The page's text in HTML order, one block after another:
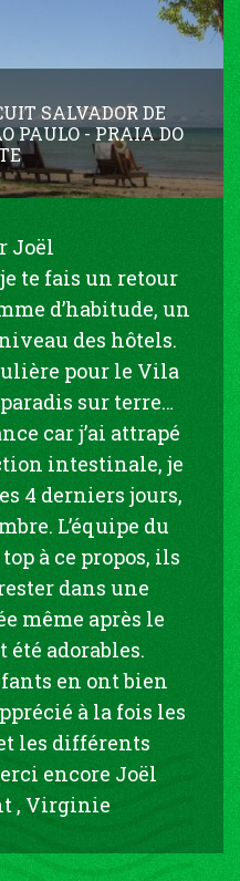
SALVADOR DE
PAULO - PRAIA DO
Joël
te fais un retour
d’habitude, un
des hôtels.
pour le Vila
sur terre…
car j’ai attrapé
intestinale, je
4 derniers jours,
L’équipe du
à ce propos, ils
dans une
même après le
adorables.
en ont bien
à la fois les
les différents
encore Joël
, Virginie